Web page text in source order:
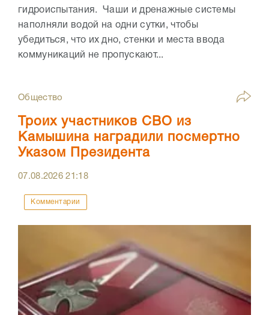
гидроиспытания. Чаши и дренажные системы
наполняли водой на одни сутки, чтобы
убедиться, что их дно, стенки и места ввода
коммуникаций не пропускают...
Общество
Троих участников СВО из
Камышина наградили посмертно
Указом Президента
07.08.202621:18
Комментарии